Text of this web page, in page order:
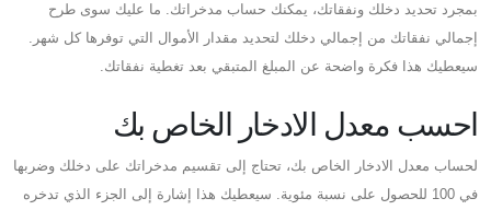
بمجرد تحديد دخلك ونفقاتك، يمكنك حساب مدخراتك. ما عليك سوى طرح
إجمالي نفقاتك من إجمالي دخلك لتحديد مقدار الأموال التي توفرها كل شهر.
سيعطيك هذا فكرة واضحة عن المبلغ المتبقي بعد تغطية نفقاتك.
احسب معدل الادخار الخاص بك
لحساب معدل الادخار الخاص بك، تحتاج إلى تقسيم مدخراتك على دخلك وضربها
في 100 للحصول على نسبة مئوية. سيعطيك هذا إشارة إلى الجزء الذي تدخره